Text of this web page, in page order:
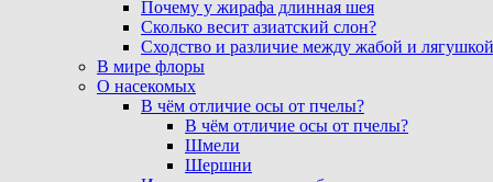
Почему у жирафа длинная шея
Сколько весит азиатский слон?
Сходство и различие между жабой и лягушкой
В мире флоры
О насекомых
В чём отличие осы от пчелы?
В чём отличие осы от пчелы?
Шмели
Шершни